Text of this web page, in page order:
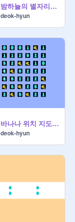
밤하늘의 별자리(기본)
deok-hyun
바나나 위치 지도 만들기(기본)
deok-hyun